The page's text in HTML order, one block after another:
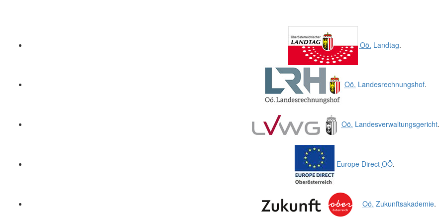
Oö. Landtag.
Oö. Landesrechnungshof.
Oö. Landesverwaltungsgericht.
Europe Direct OÖ.
Oö. Zukunftsakademie.